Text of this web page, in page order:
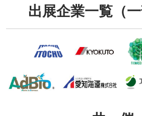
出展企業一覧（一